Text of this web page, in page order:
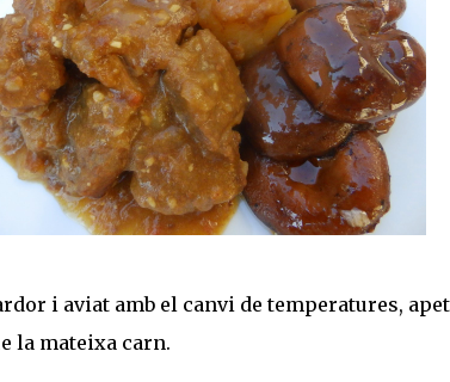
i aviat amb el canvi de temperatures,
la mateixa carn.